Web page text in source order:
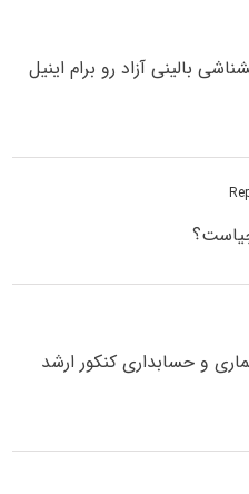
بالینی آزاد رو برام اینیل
و حسابداری کنکور ارشد